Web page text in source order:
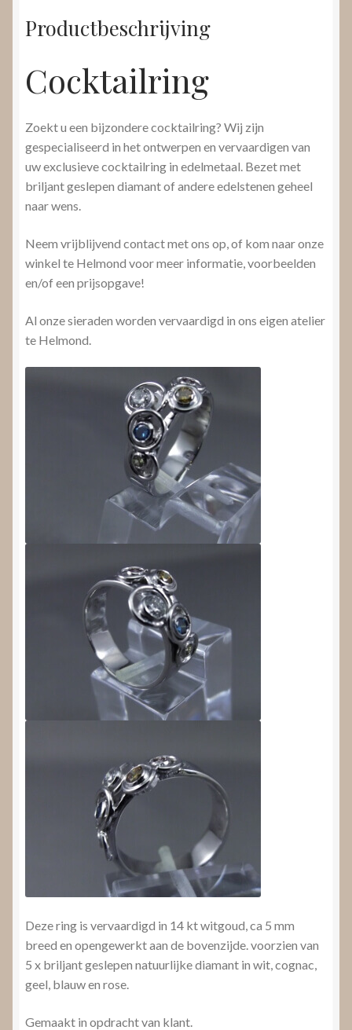
Productbeschrijving
Cocktailring
Zoekt u een bijzondere cocktailring? Wij zijn
gespecialiseerd in het ontwerpen en vervaardigen van
uw exclusieve cocktailring in edelmetaal. Bezet met
briljant geslepen diamant of andere edelstenen geheel
naar wens.
Neem vrijblijvend contact met ons op, of kom naar onze
winkel te Helmond voor meer informatie, voorbeelden
en/of een prijsopgave!
Al onze sieraden worden vervaardigd in ons eigen atelier
te Helmond.
Deze ring is vervaardigd in 14 kt witgoud, ca 5 mm
breed en opengewerkt aan de bovenzijde. voorzien van
5 x briljant geslepen natuurlijke diamant in wit, cognac,
geel, blauw en rose.
Gemaakt in opdracht van klant.